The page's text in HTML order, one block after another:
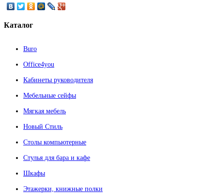
Каталог
Buro
Office4you
Кабинеты руководителя
Мебельные сейфы
Мягкая мебель
Новый Стиль
Столы компьютерные
Стулья для бара и кафе
Шкафы
Этажерки, книжные полки